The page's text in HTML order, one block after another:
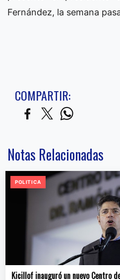
Fernández, la semana
COMPARTIR:
Notas Relacionadas
POLITICA
Kicillof inauguró un nuevo Centro